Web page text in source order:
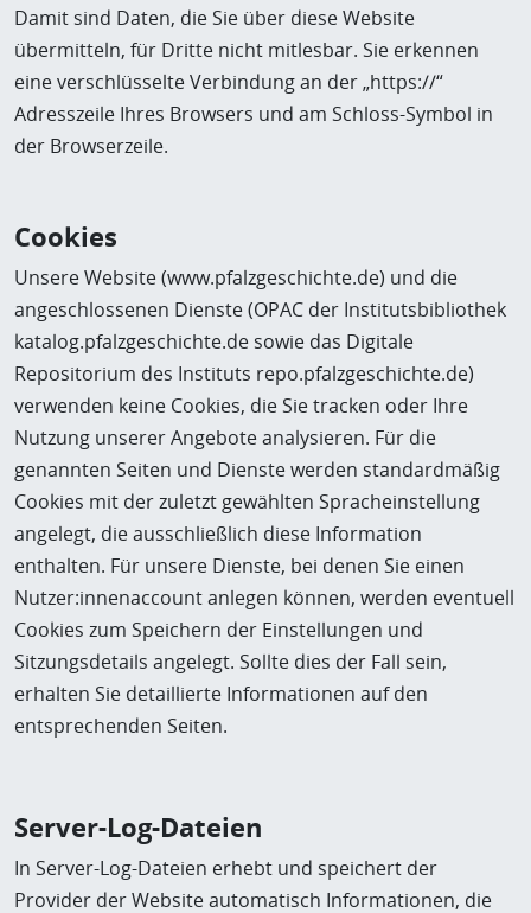
Damit sind Daten, die Sie über diese Website
übermitteln, für Dritte nicht mitlesbar. Sie erkennen
eine verschlüsselte Verbindung an der „https://“
Adresszeile Ihres Browsers und am Schloss-Symbol in
der Browserzeile.
Cookies
Unsere Website (www.pfalzgeschichte.de) und die
angeschlossenen Dienste (OPAC der Institutsbibliothek
katalog.pfalzgeschichte.de sowie das Digitale
Repositorium des Instituts repo.pfalzgeschichte.de)
verwenden keine Cookies, die Sie tracken oder Ihre
Nutzung unserer Angebote analysieren. Für die
genannten Seiten und Dienste werden standardmäßig
Cookies mit der zuletzt gewählten Spracheinstellung
angelegt, die ausschließlich diese Information
enthalten. Für unsere Dienste, bei denen Sie einen
Nutzer:innenaccount anlegen können, werden eventuell
Cookies zum Speichern der Einstellungen und
Sitzungsdetails angelegt. Sollte dies der Fall sein,
erhalten Sie detaillierte Informationen auf den
entsprechenden Seiten.
Server-Log-Dateien
In Server-Log-Dateien erhebt und speichert der
Provider der Website automatisch Informationen, die